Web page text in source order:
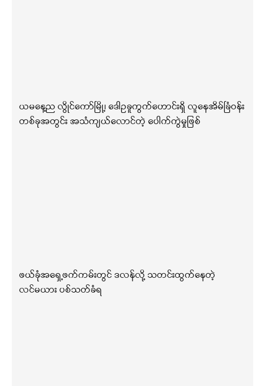
ယမနေ့ည လွိုင်ကော်မြို့၊ ဒေါဥခူကွက်ဟောင်းရှိ လူနေအိမ်ခြံဝန်း
တစ်ခုအတွင်း အသံကျယ်လောင်တဲ့ ပေါက်ကွဲမှုဖြစ်
ဖယ်ခုံအရှေ့ဖက်ကမ်းတွင် ဒလန်လို့ သတင်းထွက်နေတဲ့
လင်မယား ပစ်သတ်ခံရ